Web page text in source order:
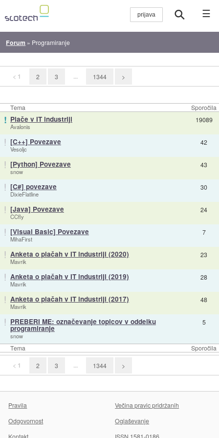
☰
Forum » Programiranje
< 1 2 3 ... 1344 >
Tema Sporočila
Tema Sporočila
! Plače v IT industriji
Avalonis
19089
! [C++] Povezave
Vesoljc
42
! [Python] Povezave
snow
43
! [C#] povezave
DixieFlatline
30
! [Java] Povezave
CCfly
24
! [Visual Basic] Povezave
MihaFirst
7
! Anketa o plačah v IT industriji (2020)
Mavrik
23
! Anketa o plačah v IT industriji (2019)
Mavrik
28
! Anketa o plačah v IT industriji (2017)
Mavrik
48
! PREBERI ME: označevanje topicov v oddelku
programiranje
snow
5
< 1 2 3 ... 1344 >
Pravila
Večina pravic pridržanih
Odgovornost
Oglaševanje